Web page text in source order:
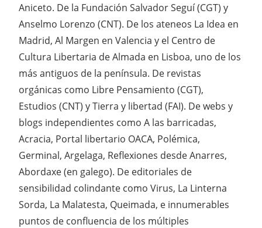
Aniceto. De la Fundación Salvador Seguí (CGT) y
Anselmo Lorenzo (CNT). De los ateneos La Idea en
Madrid, Al Margen en Valencia y el Centro de
Cultura Libertaria de Almada en Lisboa, uno de los
más antiguos de la península. De revistas
orgánicas como Libre Pensamiento (CGT),
Estudios (CNT) y Tierra y libertad (FAI). De webs y
blogs independientes como A las barricadas,
Acracia, Portal libertario OACA, Polémica,
Germinal, Argelaga, Reflexiones desde Anarres,
Abordaxe (en galego). De editoriales de
sensibilidad colindante como Virus, La Linterna
Sorda, La Malatesta, Queimada, e innumerables
puntos de confluencia de los múltiples